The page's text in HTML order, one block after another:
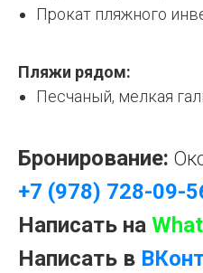
Прокат пляжного
Пляжи рядом:
Песчаный, мелкая
Бронирование:
+7 (978) 728-09-
Написать на
Написать в